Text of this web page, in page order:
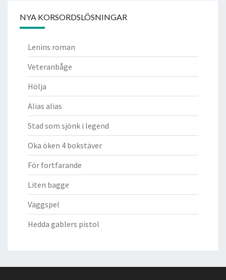
NYA KORSORDSLÖSNINGAR
Lenins roman
Veteranbåge
Hölja
Alias alias
Stad som sjönk i legend
Oka öken 4 bokstäver
För fortfarande
Liten bagge
Väggspel
Hedda gablers pistol